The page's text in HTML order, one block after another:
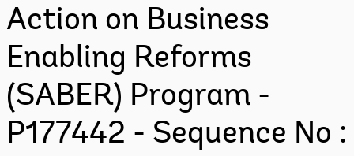
Action on Business
Enabling Reforms
(SABER) Program -
P177442 - Sequence No :